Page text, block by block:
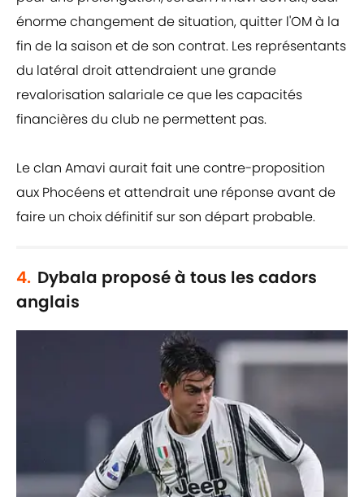
énorme changement de situation, quitter l'OM à la
fin de la saison et de son contrat. Les représentants
du latéral droit attendraient une grande
revalorisation salariale ce que les capacités
financières du club ne permettent pas.
Le clan Amavi aurait fait une contre-proposition
aux Phocéens et attendrait une réponse avant de
faire un choix définitif sur son départ probable.
4. Dybala proposé à tous les cadors
anglais